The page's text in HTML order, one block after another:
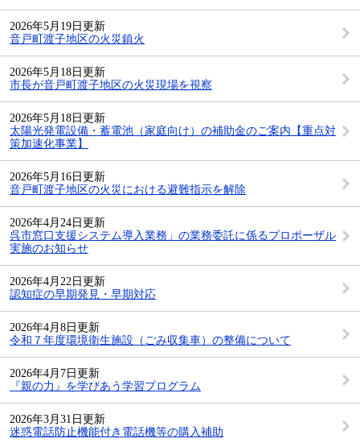
2026年5月19日更新
音戸町渡子地区の火災鎮火
2026年5月18日更新
市長が音戸町渡子地区の火災現場を視察
2026年5月18日更新
太陽光発電設備・蓄電池（家庭向け）の補助金のご案内【重点対
策加速化事業】
2026年5月16日更新
音戸町渡子地区の火災における避難指示を解除
2026年4月24日更新
呉市窓口支援システム導入業務」の業務委託に係るプロポーザル
実施のお知らせ
2026年4月22日更新
認知症の早期発見・早期対応
2026年4月8日更新
令和７年度環境衛生施設（ごみ収集車）の整備について
2026年4月7日更新
『親の力』を学びあう学習プログラム
2026年3月31日更新
迷惑電話防止機能付き電話機等の購入補助